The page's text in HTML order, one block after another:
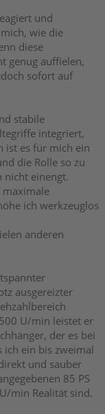
und
wie die
diese
genug auffielen,
sofort auf
stabile
integriert,
ist es für mich ein
die Rolle so zu
nicht einengt.
maximale
ich werkzeuglos
anderen
ausgereizter
U/min leistet er
der es bei
ich ein bis zweimal
und sauber
85 PS
min Realität sind.